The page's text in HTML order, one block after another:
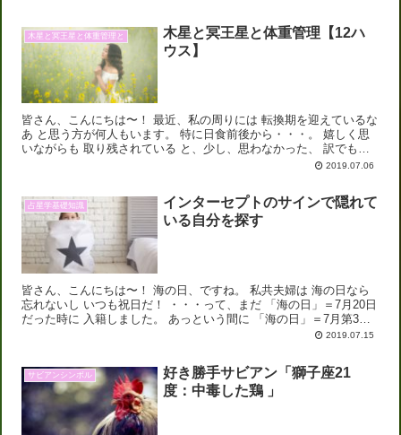
木星と冥王星と体重管理と
木星と冥王星と体重管理【12ハ
ウス】
皆さん、こんにちは〜！ 最近、私の周りには 転換期を迎えているな
あ と思う方が何人もいます。 特に日食前後から・・・。 嬉しく思
いながらも 取り残されている と、少し、思わなかった、 訳でも、
2019.07.06
占星学基礎知識
インターセプトのサインで隠れて
いる自分を探す
皆さん、こんにちは〜！ 海の日、ですね。 私共夫婦は 海の日なら
忘れないし いつも祝日だ！ ・・・って、まだ 「海の日」＝7月20日
だった時に 入籍しました。 あっという間に 「海の日」＝7月第3月
2019.07.15
サビアンシンボル
好き勝手サビアン「獅子座21
度：中毒した鶏 」